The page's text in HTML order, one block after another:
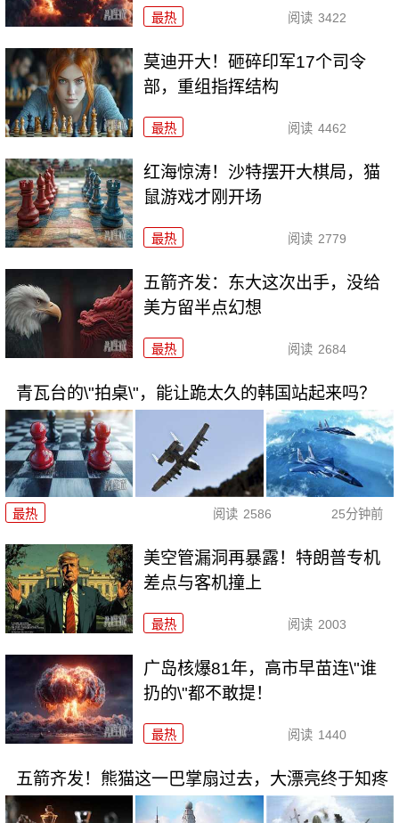
最热 阅读 3422
莫迪开大！砸碎印军17个司令
部，重组指挥结构
最热 阅读 4462
红海惊涛！沙特摆开大棋局，猫
鼠游戏才刚开场
最热 阅读 2779
五箭齐发：东大这次出手，没给
美方留半点幻想
最热 阅读 2684
青瓦台的\"拍桌\"，能让跪太久的韩国站起来吗？
最热 阅读 2586 25分钟前
美空管漏洞再暴露！特朗普专机
差点与客机撞上
最热 阅读 2003
广岛核爆81年，高市早苗连\"谁
扔的\"都不敢提！
最热 阅读 1440
五箭齐发！熊猫这一巴掌扇过去，大漂亮终于知疼